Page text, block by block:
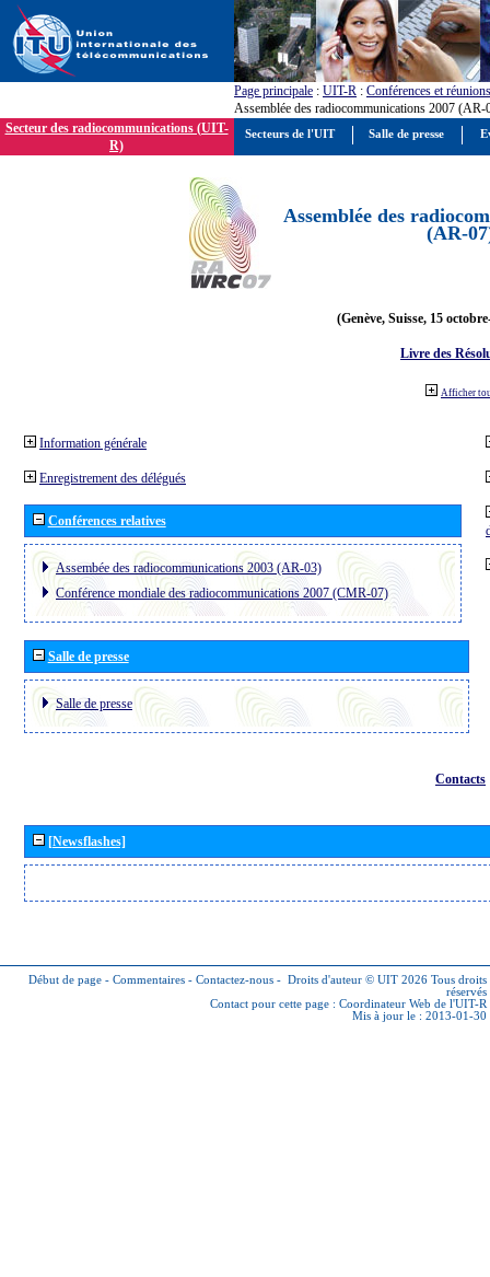
Page principale : UIT-R : Conférences et réunions
Assemblée des radiocommunications 2007 (AR-
Secteur des radiocommunications (UIT-
R)
Assemblée des
(AR-
(Genève, Suisse, 15
Livre des
Afficher
Information générale
Enregistrement des délégués
Conférences relatives
Assembée des radiocommunications 2003 (AR-03)
Conférence mondiale des radiocommunications 2007 (CMR-07)
Salle de presse
Salle de presse
Contacts
[Newsflashes]
Début de page - Commentaires - Contactez-nous - Droits d'auteur © UIT 2026 Tous droits
réservés
Contact pour cette page : Coordinateur Web de l'UIT-R
Mis à jour le : 2013-01-30
Secteurs de l'UIT Salle de presse